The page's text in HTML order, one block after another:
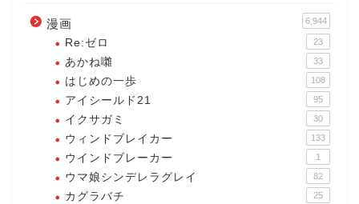
漫画 6,944
Re:ゼロ 23
あかね囃 33
はじめの一歩 108
アイシールド21 95
イクサガミ 30
ウィンドブレイカー 133
ウインドブレーカー 1
ウマ娘シンデレラグレイ 82
カグラバチ 25